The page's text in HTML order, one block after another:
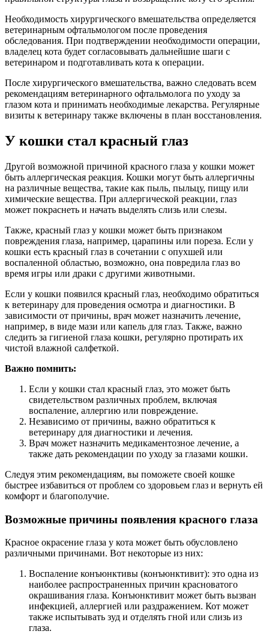
Необходимость хирургического вмешательства определяется
ветеринарным офтальмологом после проведения
обследования. При подтверждении необходимости операции,
владелец кота будет согласовывать дальнейшие шаги с
ветеринаром и подготавливать кота к операции.
После хирургического вмешательства, важно следовать всем
рекомендациям ветеринарного офтальмолога по уходу за
глазом кота и принимать необходимые лекарства. Регулярные
визиты к ветеринару также включены в план восстановления.
У кошки стал красный глаз
Другой возможной причиной красного глаза у кошки может
быть аллергическая реакция. Кошки могут быть аллергичны
на различные вещества, такие как пыль, пыльцу, пищу или
химические вещества. При аллергической реакции, глаз
может покраснеть и начать выделять слизь или слезы.
Также, красный глаз у кошки может быть признаком
повреждения глаза, например, царапины или пореза. Если у
кошки есть красный глаз в сочетании с опухшей или
воспаленной областью, возможно, она повредила глаз во
время игры или драки с другими животными.
Если у кошки появился красный глаз, необходимо обратиться
к ветеринару для проведения осмотра и диагностики. В
зависимости от причины, врач может назначить лечение,
например, в виде мази или капель для глаз. Также, важно
следить за гигиеной глаза кошки, регулярно протирать их
чистой влажной салфеткой.
Важно помнить:
Если у кошки стал красный глаз, это может быть
свидетельством различных проблем, включая
воспаление, аллергию или повреждение.
Независимо от причины, важно обратиться к
ветеринару для диагностики и лечения.
Врач может назначить медикаментозное лечение, а
также дать рекомендации по уходу за глазами кошки.
Следуя этим рекомендациям, вы поможете своей кошке
быстрее избавиться от проблем со здоровьем глаз и вернуть ей
комфорт и благополучие.
Возможные причины появления красного глаза
Красное окрасение глаза у кота может быть обусловлено
различными причинами. Вот некоторые из них:
Воспаление конъюнктивы (конъюнктивит): это одна из
наиболее распространенных причин красноватого
окрашивания глаза. Конъюнктивит может быть вызван
инфекцией, аллергией или раздражением. Кот может
также испытывать зуд и отделять гной или слизь из
глаза.